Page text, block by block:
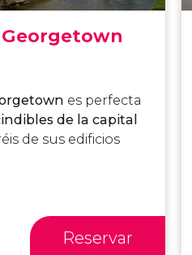
es perfecta
de la capital
de sus edificios
Reservar